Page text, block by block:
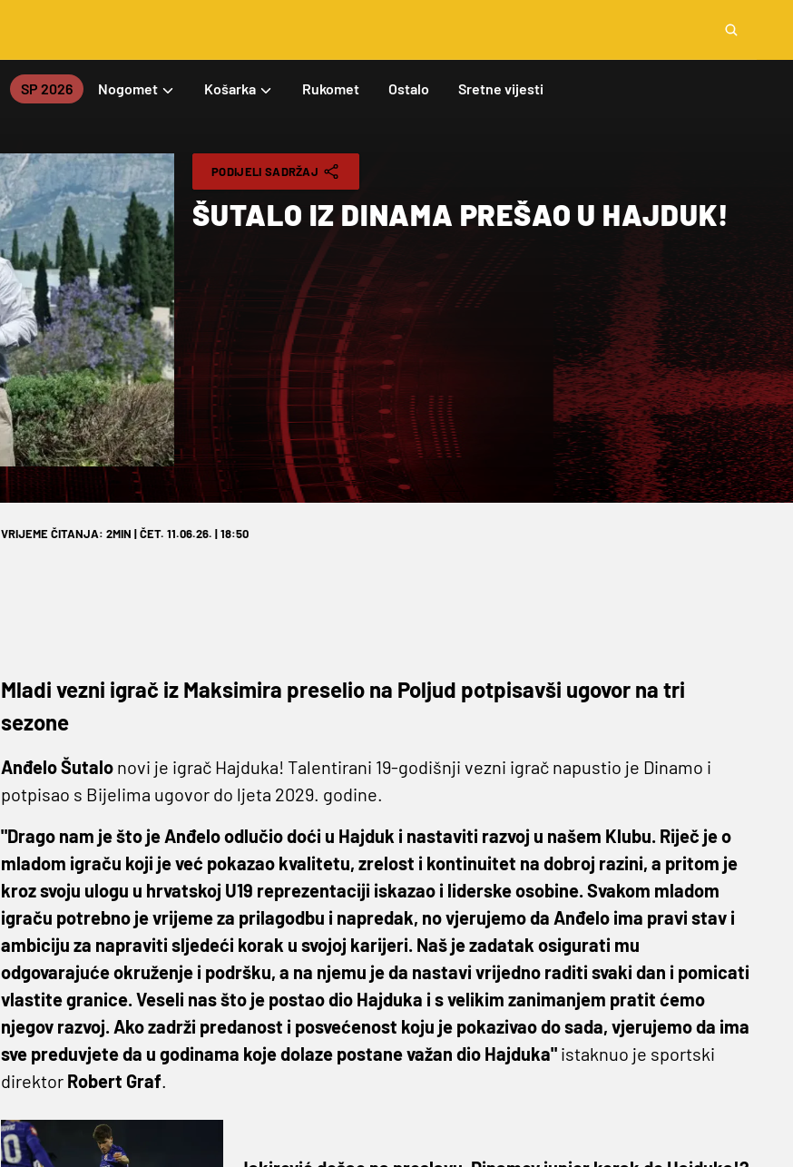
SP 2026 Nogomet Košarka Rukomet Ostalo Sretne vijesti
PODIJELI SADRŽAJ
ŠUTALO IZ DINAMA PREŠAO U HAJDUK!
VRIJEME ČITANJA: 2MIN | ČET. 11.06.26. | 18:50
Mladi vezni igrač iz Maksimira preselio na Poljud potpisavši ugovor na tri
sezone
Anđelo Šutalo novi je igrač Hajduka! Talentirani 19-godišnji vezni igrač napustio je Dinamo i
potpisao s Bijelima ugovor do ljeta 2029. godine.
"Drago nam je što je Anđelo odlučio doći u Hajduk i nastaviti razvoj u našem Klubu. Riječ je o
mladom igraču koji je već pokazao kvalitetu, zrelost i kontinuitet na dobroj razini, a pritom je
kroz svoju ulogu u hrvatskoj U19 reprezentaciji iskazao i liderske osobine. Svakom mladom
igraču potrebno je vrijeme za prilagodbu i napredak, no vjerujemo da Anđelo ima pravi stav i
ambiciju za napraviti sljedeći korak u svojoj karijeri. Naš je zadatak osigurati mu
odgovarajuće okruženje i podršku, a na njemu je da nastavi vrijedno raditi svaki dan i pomicati
vlastite granice. Veseli nas što je postao dio Hajduka i s velikim zanimanjem pratit ćemo
njegov razvoj. Ako zadrži predanost i posvećenost koju je pokazivao do sada, vjerujemo da ima
sve preduvjete da u godinama koje dolaze postane važan dio Hajduka"istaknuo je sportski
direktor Robert Graf.